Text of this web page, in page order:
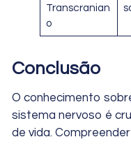
Transcranian
o
Conclusão
O conhecimento
sistema nervoso é
de vida.